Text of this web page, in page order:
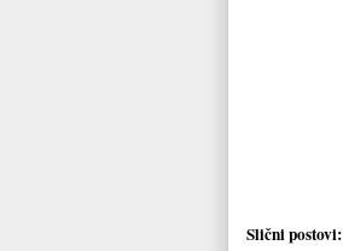
Slični postovi: